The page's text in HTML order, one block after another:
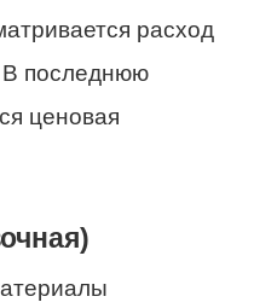
расход
В последнюю
ценовая